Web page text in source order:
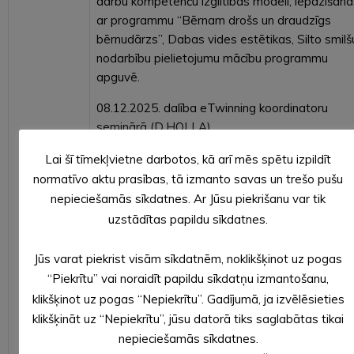
ar programmu “Bērnam drošs un draudzīgs
bērnudārzs”, Dabas vides estētikas, Silto
nodarbību pielietojumu mācību programmu
apguvē.
08.12.2025. dalība eTwinning koordinatoru
seminārā (D.HOLLA)
Pēc Iestādes padomes ierosinājuma:
– 09.12.2025. un 11.12.2025. iestādes
notika Ziemassvētku ieskaņas pasākumi
un vecākiem, veidota darbinieku un vecāku
– iestāde un teritorija saposta, ņemot vērā
Ziemassvētku tēmu “Sirdssilti Ziemassvētki”,
Lai šī tīmekļvietne darbotos, kā arī mēs spētu izpildīt
normatīvo aktu prasības, tā izmanto savas un trešo pušu
nepieciešamās sīkdatnes. Ar Jūsu piekrišanu var tik
uzstādītas papildu sīkdatnes.
Jūs varat piekrist visām sīkdatnēm, noklikšķinot uz pogas
“Piekrītu” vai noraidīt papildu sīkdatņu izmantošanu,
klikšķinot uz pogas “Nepiekrītu”. Gadījumā, ja izvēlēsieties
klikšķināt uz “Nepiekrītu”, jūsu datorā tiks saglabātas tikai
nepieciešamās sīkdatnes.